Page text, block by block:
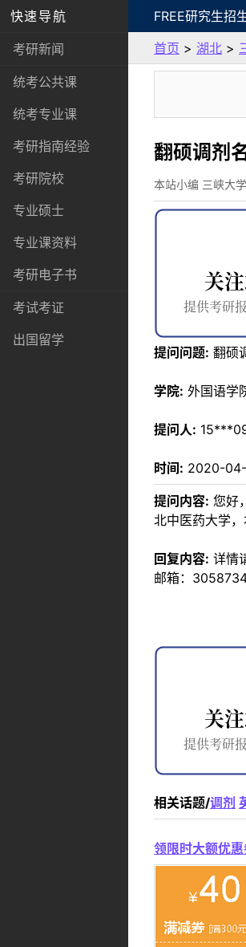
快速导航
考研新闻
统考公共课
统考专业课
考研指南经验
考研院校
专业硕士
专业课资料
考研电子书
考试考证
出国留学
FREE研究生招
首页 > 湖北 >
翻硕调剂
本站小编 三峡大
提问问题: 翻硕
学院: 外国语学
提问人:
时间: 2020-
提问内容: 您好
北中医药大学
回复内容: 详情
邮箱：
相关话题/调剂
领限时大额优